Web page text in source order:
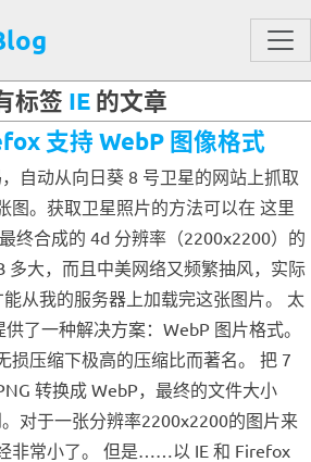
标签 IE 的文章
支持 WebP 图像格式
自动从向日葵 8 号卫星的网站上抓取
图。获取卫星照片的方法可以在 这里
合成的 4d 分辨率（2200x2200）的
多大，而且中美网络又频繁抽风，实际
从我的服务器上加载完这张图片。 太
了一种解决方案：WebP 图片格式。
损压缩下极高的压缩比而著名。 把 7
转换成 WebP，最终的文件大小
对于一张分辨率2200x2200的图片来
非常小了。 但是……以 IE 和 Firefox